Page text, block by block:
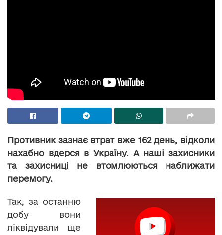
Противник зазнає втрат вже 162 день, відколи
нахабно вдерся в Україну. А наші захисники
та захисниці не втомлюються наближати
перемогу.
Так, за останню
добу вони
ліквідували ще